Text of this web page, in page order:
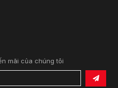
mãi của chúng tôi